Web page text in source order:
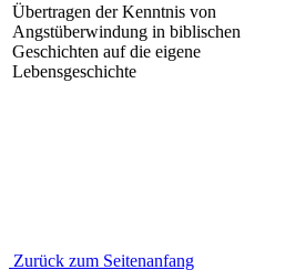
Übertragen der Kenntnis von
Angstüberwindung in biblischen
Geschichten auf die eigene
Lebensgeschichte
Zurück zum Seitenanfang